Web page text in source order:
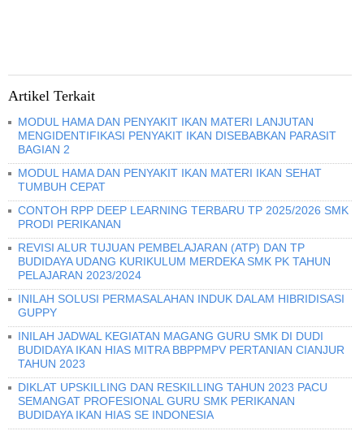
Artikel Terkait
MODUL HAMA DAN PENYAKIT IKAN MATERI LANJUTAN
MENGIDENTIFIKASI PENYAKIT IKAN DISEBABKAN PARASIT
BAGIAN 2
MODUL HAMA DAN PENYAKIT IKAN MATERI IKAN SEHAT
TUMBUH CEPAT
CONTOH RPP DEEP LEARNING TERBARU TP 2025/2026 SMK
PRODI PERIKANAN
REVISI ALUR TUJUAN PEMBELAJARAN (ATP) DAN TP
BUDIDAYA UDANG KURIKULUM MERDEKA SMK PK TAHUN
PELAJARAN 2023/2024
INILAH SOLUSI PERMASALAHAN INDUK DALAM HIBRIDISASI
GUPPY
INILAH JADWAL KEGIATAN MAGANG GURU SMK DI DUDI
BUDIDAYA IKAN HIAS MITRA BBPPMPV PERTANIAN CIANJUR
TAHUN 2023
DIKLAT UPSKILLING DAN RESKILLING TAHUN 2023 PACU
SEMANGAT PROFESIONAL GURU SMK PERIKANAN
BUDIDAYA IKAN HIAS SE INDONESIA